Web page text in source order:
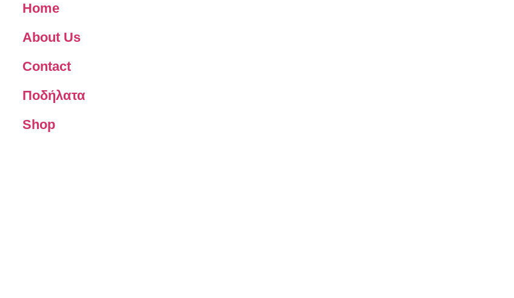
Home
About Us
Contact
Ποδήλατα
Shop